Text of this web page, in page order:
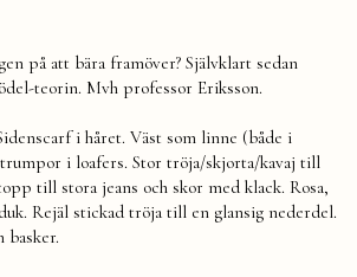
på att bära framöver? Självklart sedan
teorin. Mvh professor Eriksson.
i håret. Väst som linne (både i
i loafers. Stor tröja/skjorta/kavaj till
till stora jeans och skor med klack. Rosa,
Rejäl stickad tröja till en glansig nederdel.
basker.